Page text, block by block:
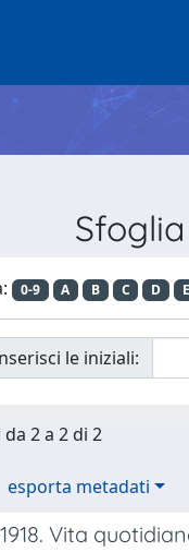
0-9 A B C D E
le iniziali:
2 a 2 di 2
esporta metadati
1918. Vita